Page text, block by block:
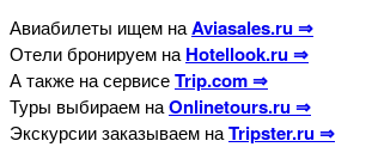
Авиабилеты ищем наAviasales.ru ⇒
Отели бронируем на Hotellook.ru ⇒
А также на сервисеTrip.com ⇒
Туры выбираем наOnlinetours.ru ⇒
Экскурсии заказываем наTripster.ru ⇒